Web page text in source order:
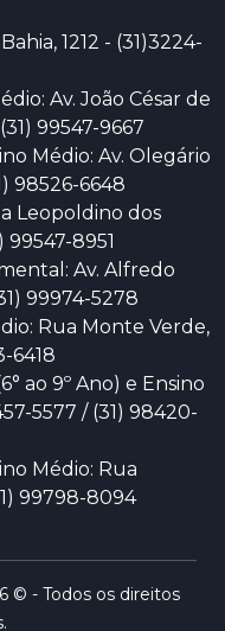
1212 - (31)3224-
Av. João César de
99547-9667
Médio: Av. Olegário
98526-6648
Leopoldino dos
99547-8951
Av. Alfredo
99974-5278
Rua Monte Verde,
6418
ao 9º Ano) e Ensino
5577 / (31) 98420-
Médio: Rua
99798-8094
© - Todos os direitos